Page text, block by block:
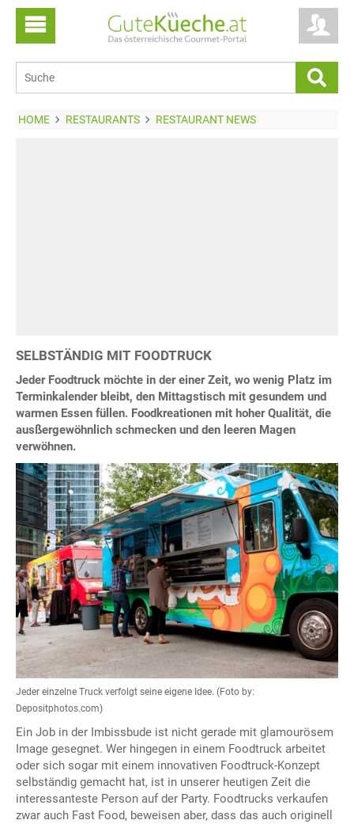
HOME RESTAURANTS RESTAURANT NEWS
SELBSTÄNDIG MIT FOODTRUCK
Jeder Foodtruck möchte in der einer Zeit, wo wenig Platz im
Terminkalender bleibt, den Mittagstisch mit gesundem und
warmen Essen füllen. Foodkreationen mit hoher Qualität, die
ausßergewöhnlich schmecken und den leeren Magen
verwöhnen.
Jeder einzelne Truck verfolgt seine eigene Idee. (Foto by:
Depositphotos.com)
Ein Job in der Imbissbude ist nicht gerade mit glamourösem
Image gesegnet. Wer hingegen in einem Foodtruck arbeitet
oder sich sogar mit einem innovativen Foodtruck-Konzept
selbständig gemacht hat, ist in unserer heutigen Zeit die
interessanteste Person auf der Party. Foodtrucks verkaufen
zwar auch Fast Food, beweisen aber, dass das auch originell